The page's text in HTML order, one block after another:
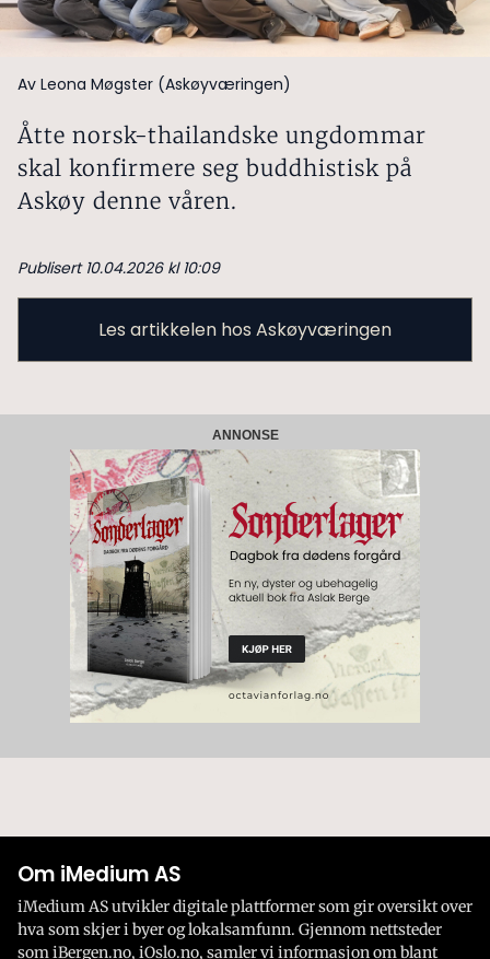
Av Leona Møgster (Askøyværingen)
Åtte norsk-thailandske ungdommar
skal konfirmere seg buddhistisk på
Askøy denne våren.
Publisert 10.04.2026 kl 10:09
Les artikkelen hos Askøyværingen
ANNONSE
Om iMedium AS
iMedium AS utvikler digitale plattformer som gir oversikt over
hva som skjer i byer og lokalsamfunn. Gjennom nettsteder
som iBergen.no, iOslo.no, samler vi informasjon om blant